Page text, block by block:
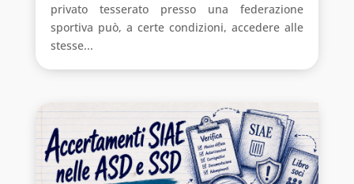
privato tesserato presso una federazione
sportiva può, a certe condizioni, accedere alle
stesse...